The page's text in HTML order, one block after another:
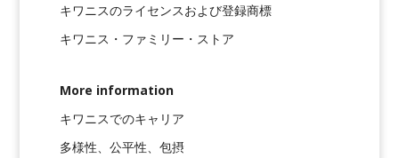
キワニスのライセンスおよび登録商標
キワニス・ファミリー・ストア
More information
キワニスでのキャリア
多様性、公平性、包摂